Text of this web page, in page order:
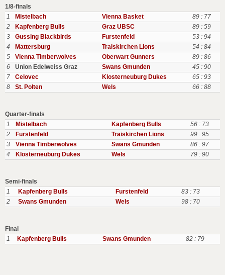
1/8-finals
1
Mistelbach Vienna Basket
89 : 77
2
Kapfenberg Bulls Graz UBSC
89 : 59
3
Gussing Blackbirds Furstenfeld
53 : 94
4
Mattersburg Traiskirchen Lions
54 : 84
5
Vienna Timberwolves Oberwart Gunners
89 : 86
6
Union Edelweiss Graz Swans Gmunden
45 : 90
7
Celovec Klosterneuburg Dukes
65 : 93
8
St. Polten Wels 66 : 88
Quarter-finals
1
Mistelbach Kapfenberg Bulls
56 : 73
2
Furstenfeld Traiskirchen Lions
99 : 95
3
Vienna Timberwolves Swans Gmunden
86 : 97
4
Klosterneuburg Dukes Wels 79 : 90
Semi-finals
1
Kapfenberg Bulls Furstenfeld
83 : 73
2
Swans Gmunden Wels 98 : 70
Final
1
Kapfenberg Bulls Swans Gmunden 82 : 79